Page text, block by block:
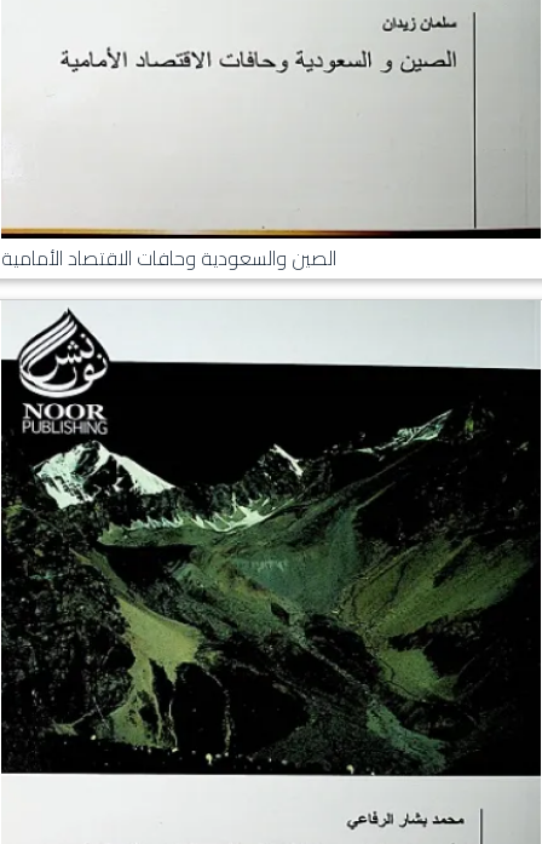
الصين والسعودية وحافات الاقتصاد الأمامية